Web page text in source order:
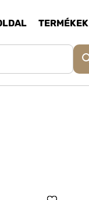
TERMÉKEK